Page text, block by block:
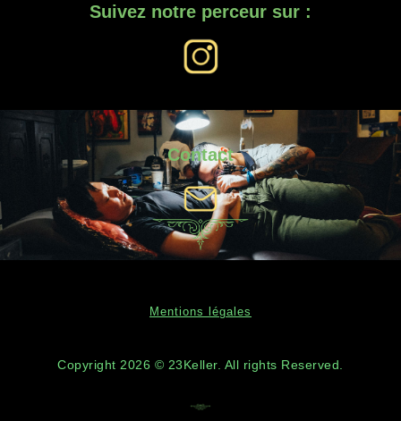
Suivez notre perceur sur :
Contact
Mentions légales
Copyright 2026 © 23Keller. All rights Reserved.